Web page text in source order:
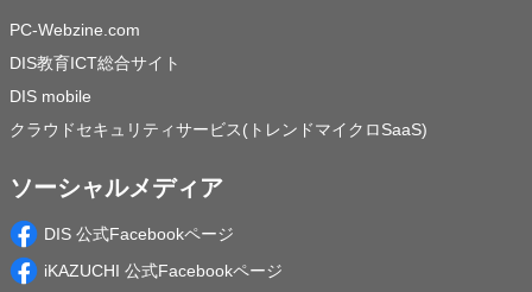
PC-Webzine.com
DIS教育ICT総合サイト
DIS mobile
クラウドセキュリティサービス(トレンドマイクロSaaS)
ソーシャルメディア
DIS 公式Facebookページ
iKAZUCHI 公式Facebookページ